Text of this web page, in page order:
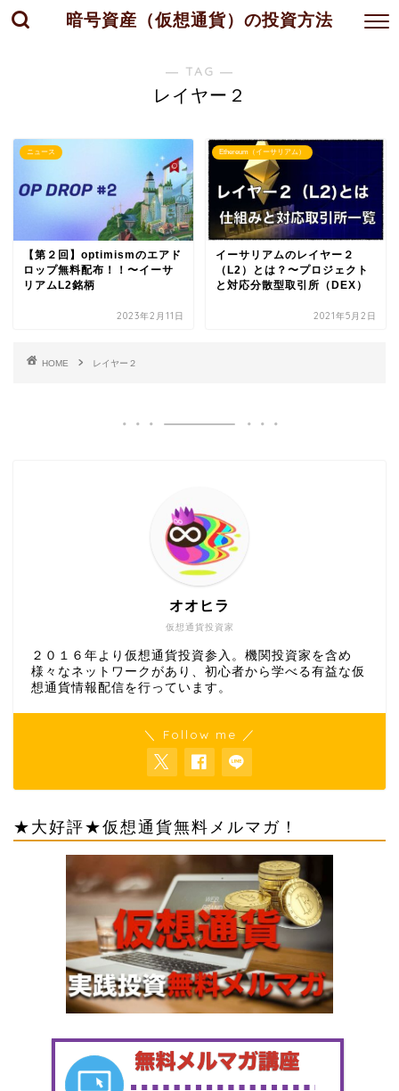
暗号資産（仮想通貨）の投資方法
― TAG ―
レイヤー２
ニュース
【第２回】optimismのエアド
ロップ無料配布！！〜イーサ
リアムL2銘柄
2023年2月11日
Ethereum（イーサリアム）
イーサリアムのレイヤー２
（L2）とは？〜プロジェクト
と対応分散型取引所（DEX）
2021年5月2日
HOME レイヤー２
仮想通貨投資家
オオヒラ
２０１６年より仮想通貨投資参入。機関投資家を含め
様々なネットワークがあり、初心者から学べる有益な仮
想通貨情報配信を行っています。
＼ Follow me ／
★大好評★仮想通貨無料メルマガ！